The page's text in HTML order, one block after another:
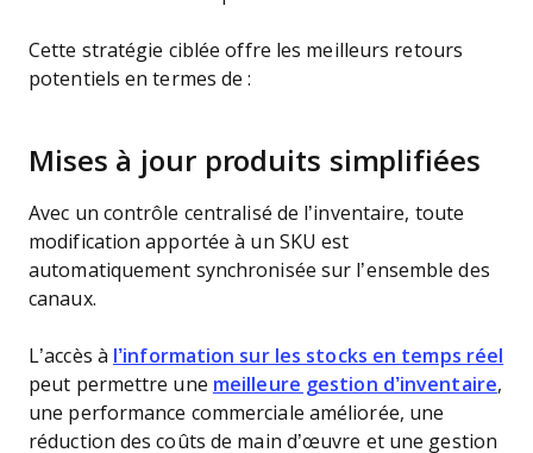
Cette stratégie ciblée offre les meilleurs retours
potentiels en termes de :
Mises à jour produits simplifiées
Avec un contrôle centralisé de l’inventaire, toute
modification apportée à un SKU est
automatiquement synchronisée sur l’ensemble des
canaux.
L’accès à l’information sur les stocks en temps réel
peut permettre une meilleure gestion d’inventaire,
une performance commerciale améliorée, une
réduction des coûts de main d’œuvre et une gestion